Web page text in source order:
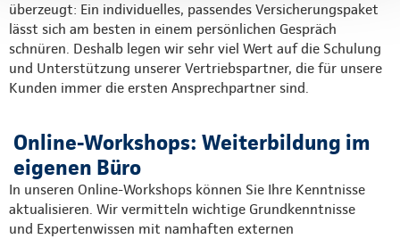
überzeugt: Ein individuelles, passendes Versicherungspaket
lässt sich am besten in einem persönlichen Gespräch
schnüren. Deshalb legen wir sehr viel Wert auf die Schulung
und Unterstützung unserer Vertriebspartner, die für unsere
Kunden immer die ersten Ansprechpartner sind.
Online-Workshops: Weiterbildung im
eigenen Büro
In unseren Online-Workshops können Sie Ihre Kenntnisse
aktualisieren. Wir vermitteln wichtige Grundkenntnisse
und Expertenwissen mit namhaften externen